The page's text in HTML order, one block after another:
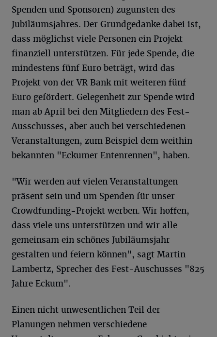
Spenden und Sponsoren) zugunsten des
Jubiläumsjahres. Der Grundgedanke dabei ist,
dass möglichst viele Personen ein Projekt
finanziell unterstützen. Für jede Spende, die
mindestens fünf Euro beträgt, wird das
Projekt von der VR Bank mit weiteren fünf
Euro gefördert. Gelegenheit zur Spende wird
man ab April bei den Mitgliedern des Fest-
Ausschusses, aber auch bei verschiedenen
Veranstaltungen, zum Beispiel dem weithin
bekannten "Eckumer Entenrennen", haben.
"Wir werden auf vielen Veranstaltungen
präsent sein und um Spenden für unser
Crowdfunding-Projekt werben. Wir hoffen,
dass viele uns unterstützen und wir alle
gemeinsam ein schönes Jubiläumsjahr
gestalten und feiern können", sagt Martin
Lambertz, Sprecher des Fest-Auschusses "825
Jahre Eckum".
Einen nicht unwesentlichen Teil der
Planungen nehmen verschiedene